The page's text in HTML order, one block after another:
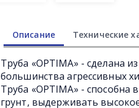
Описание Технические
Труба «OPTIMA» - сделана
большинства агрессивных
Труба «OPTIMA» -
грунт, выдерживать